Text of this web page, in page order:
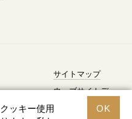
ッキー使用
OK
サイトマップ
ウェブサイトデ